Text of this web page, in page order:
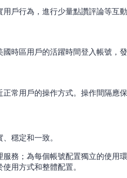
戶行為，進行少量點讚評論等互
時區用戶的活躍時間登入帳號，發
常用戶的操作方式。操作間隔
穩定和一致。
務；為每個帳號配置獨立的使
用方式和整體配置。